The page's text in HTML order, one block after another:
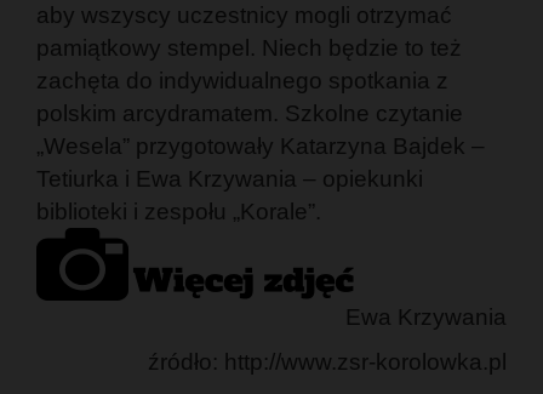
aby wszyscy uczestnicy mogli otrzymać
pamiątkowy stempel. Niech będzie to też
zachęta do indywidualnego spotkania z
polskim arcydramatem. Szkolne czytanie
„Wesela” przygotowały Katarzyna Bajdek –
Tetiurka i Ewa Krzywania – opiekunki
biblioteki i zespołu „Korale”.
Ewa Krzywania
źródło: http://www.zsr-korolowka.pl